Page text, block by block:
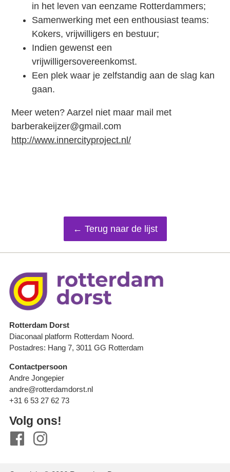
in het leven van eenzame Rotterdammers;
Samenwerking met een enthousiast teams:
Kokers, vrijwilligers en bestuur;
Indien gewenst een
vrijwilligersovereenkomst.
Een plek waar je zelfstandig aan de slag kan
gaan.
Meer weten? Aarzel niet maar mail met
barberakeijzer@gmail.com
http://www.innercityproject.nl/
← Terug naar de lijst
Rotterdam Dorst
Diaconaal platform Rotterdam Noord.
Postadres: Hang 7, 3011 GG Rotterdam
Contactpersoon
Andre Jongepier
andre@rotterdamdorst.nl
+31 6 53 27 62 73
Volg ons!